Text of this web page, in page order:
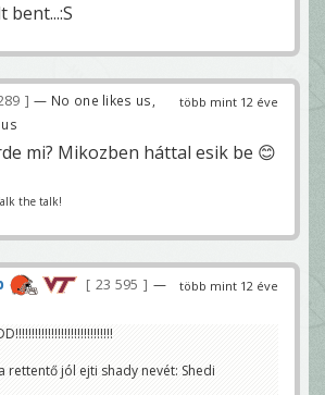
bent...:S
több mint 12 éve
— No one likes us,
mi? Mikozben háttal esik be 😊
the talk!
több mint 12 éve
23 595
—
rettentő jól ejti shady nevét: Shedi